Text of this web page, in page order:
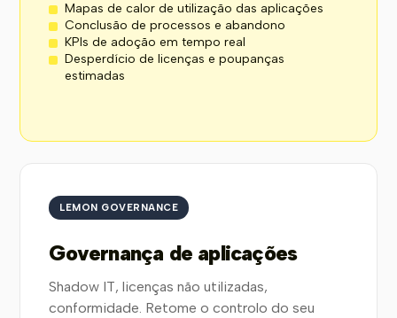
Mapas de calor de utilização das aplicações
Conclusão de processos e abandono
KPIs de adoção em tempo real
Desperdício de licenças e poupanças
estimadas
LEMON GOVERNANCE
Governança de aplicações
Shadow IT, licenças não utilizadas,
conformidade. Retome o controlo do seu